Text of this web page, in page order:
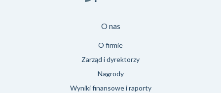
O nas
O firmie
Zarząd i dyrektorzy
Nagrody
Wyniki finansowe i raporty